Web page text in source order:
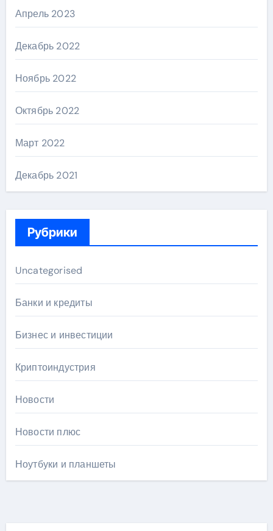
Апрель 2023
Декабрь 2022
Ноябрь 2022
Октябрь 2022
Март 2022
Декабрь 2021
Рубрики
Uncategorised
Банки и кредиты
Бизнес и инвестиции
Криптоиндустрия
Новости
Новости плюс
Ноутбуки и планшеты